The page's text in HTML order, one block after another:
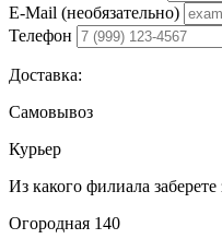
E-Mail (необязательно)
Телефон
Доставка:
Самовывоз
Курьер
Из какого филиала заберете
Огородная 140